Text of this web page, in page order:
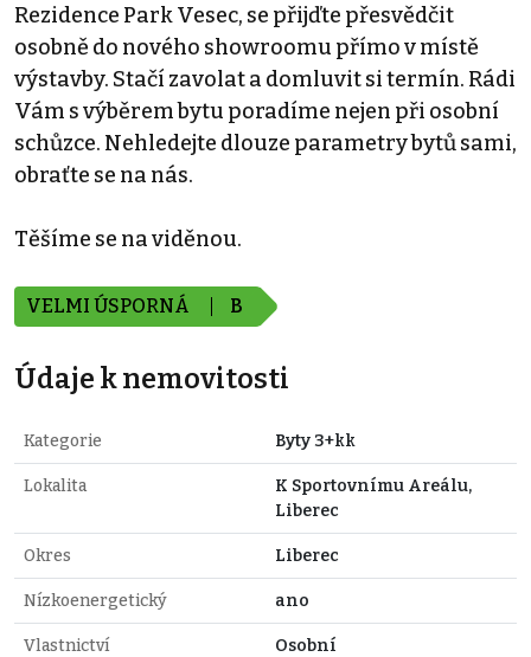
Rezidence Park Vesec, se přijďte přesvědčit
osobně do nového showroomu přímo v místě
výstavby. Stačí zavolat a domluvit si termín. Rádi
Vám s výběrem bytu poradíme nejen při osobní
schůzce. Nehledejte dlouze parametry bytů sami,
obraťte se na nás.
Těšíme se na viděnou.
VELMI ÚSPORNÁ B
Údaje k nemovitosti
Kategorie Byty 3+kk
Lokalita
K Sportovnímu Areálu,
Liberec
Okres Liberec
Nízkoenergetický ano
Vlastnictví Osobní